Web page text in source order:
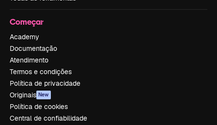
Começar
Academy
Documentação
Atendimento
Termos e condições
Política de privacidade
Originais New
Política de cookies
Central de confiabilidade